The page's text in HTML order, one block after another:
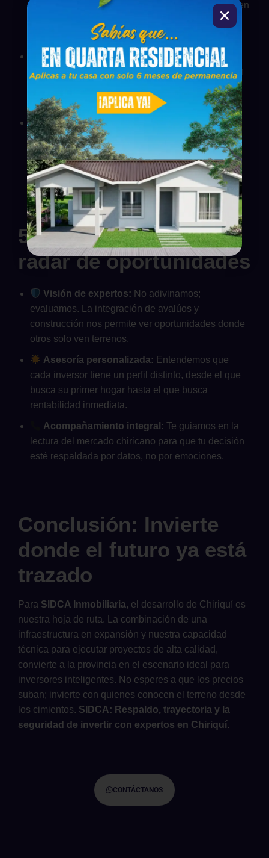
Ciudad de Panamá, el costo por metro cuadrado en
Chiriquí ofrece un margen de apreciación mucho
más atractivo a mediano plazo.
Seguridad jurídica y técnica: En SIDCA,
validamos que cada terreno y proyecto cuente con
el respaldo legal y técnico necesario para evitar
riesgos.
Diversificación de cartera:
Los “ladrillos” en
Chiriquí son hoy el refugio más estable para
proteger el patrimonio frente a la volatilidad
económica.
5. El sello SIDCA: Tu
radar de oportunidades
Visión de expertos: No adivinamos;
evaluamos. La integración de avalúos y
construcción nos permite ver oportunidades donde
otros solo ven terrenos.
Asesoría personalizada: Entendemos que
cada inversor tiene un perfil distinto, desde el que
busca su primer hogar hasta el que busca
rentabilidad inmediata.
Acompañamiento integral: Te guiamos en la
lectura del mercado chiricano para que tu decisión
esté respaldada por datos, no por emociones.
Conclusión: Invierte
donde el futuro ya está
trazado
Para SIDCA Inmobiliaria, el desarrollo de Chiriquí es
nuestra hoja de ruta. La combinación de una
infraestructura en expansión y nuestra capacidad
técnica para ejecutar proyectos de alta calidad,
convierte a la provincia en el escenario ideal para
inversores inteligentes. No esperes a que los precios
suban; invierte con quienes conocen el terreno desde
los cimientos. SIDCA: Respaldo, trayectoria y la
seguridad de invertir con expertos en Chiriquí.
CONTÁCTANOS